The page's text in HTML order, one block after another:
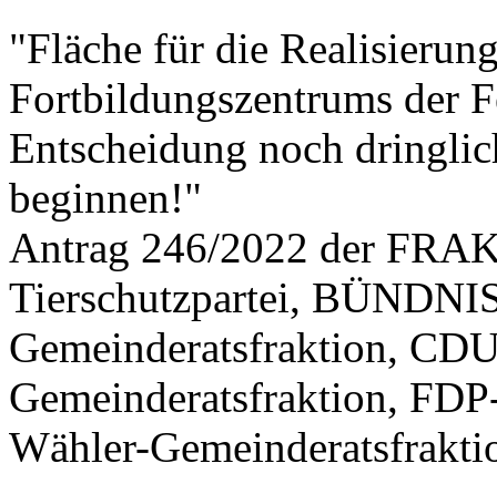
"Fläche für die
Fortbildungszentrums der
Entscheidung noch
beginnen!"
Antrag 246/2022 der
Tierschutzpartei,
Gemeinderatsfraktion,
Gemeinderatsfraktion,
Wähler-